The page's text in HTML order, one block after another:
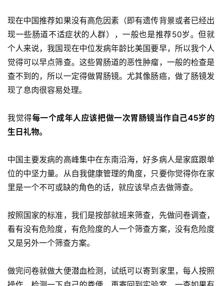
现在中国推荐如果没有高危因素（即有遗传背景或者已经出
现一些肠道不适症状的人群），一般也是推荐50岁。但就
个人来说，我国现在中位发病年龄比美国要早，所以我个人
觉得可以早点筛查。这些胃肠道的恶性肿瘤，一般的检查是
查不到的，所以一定得做胃肠镜。尤其像肠癌，做了肠镜发
现了息肉很容易处理。
我觉得每一个成年人应该把做一次胃肠镜当作自己45岁的
生日礼物。
中国主要发病的高峰集中在东南沿海，好多病人是家庭跟单
位的中坚力量。从自我健康管理的角度，只要你觉得你在家
里是一个不可或缺的角色的话，就应该早点去做筛查。
按照国家的标准，我们是按部就班来筛查，先做问卷调查，
看有没有危险度，有危险度的人一个筛查方案，没有危险度
又是另外一个筛查方案。
做完问卷就做大便潜血检测，试纸可以寄到家里，每人按照